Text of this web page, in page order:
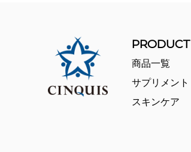
PRODUCT
商品一覧
サプリメント
スキンケア